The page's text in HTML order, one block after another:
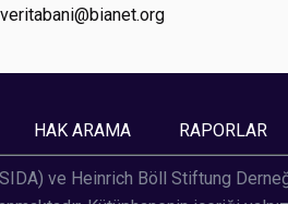
HAK ARAMA RAPORLAR
ve Heinrich Böll Stiftung